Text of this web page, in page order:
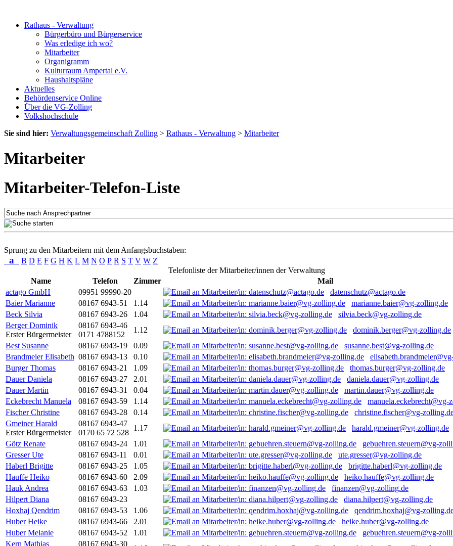
Rathaus - Verwaltung
Bürgerbüro und Bürgerservice
Was erledige ich wo?
Mitarbeiter
Organigramm
Kulturraum Ampertal e.V.
Haushaltspläne
Aktuelles
Behördenservice Online
Über die VG-Zolling
Volkshochschule
Sie sind hier: Verwaltungsgemeinschaft Zolling > Rathaus - Verwaltung > Mitarbeiter
Mitarbeiter
Mitarbeiter-Telefon-Liste
Sprung zu den Mitarbeitern mit dem Anfangsbuchstaben:
a B D E F G H K L M N O P R S T V W Z
Telefonliste der Mitarbeiter/innen der Verwaltung
Name
Telefon Zimmer
Mail
actago GmbH
09951 99990-20
datenschutz@actago.de
Baier Marianne
08167 6943-51 1.14
marianne.baier@vg-zolling.de
Beck Silvia
08167 6943-26 1.04
silvia.beck@vg-zolling.de
Berger Dominik
Erster Bürgermeister
08167 6943-46
0171 4788152
1.12
dominik.berger@vg-zolling.de
Best Susanne
08167 6943-19 0.09
susanne.best@vg-zolling.de
Brandmeier Elisabeth 08167 6943-13 0.10
Burger Thomas
08167 6943-21 1.09
thomas.burger@vg-zolling.de
Dauer Daniela
08167 6943-27 2.01
daniela.dauer@vg-zolling.de
Dauer Martin
08167 6943-31 0.04
martin.dauer@vg-zolling.de
Eckebrecht Manuela
08167 6943-59 1.14
manuela.eckebrecht@vg-
Fischer Christine
08167 6943-28 0.14
christine.fischer@vg-
Gmeiner Harald
Erster Bürgermeister
08167 6943-47
0170 65 72 528
1.17
harald.gmeiner@vg-zolling.de
Götz Renate
08167 6943-24 1.01
gebuehren.steuern@vg-
Gresser Ute
08167 6943-11 0.01
ute.gresser@vg-zolling.de
Haberl Brigitte
08167 6943-25 1.05
brigitte.haberl@vg-zolling.de
Hauffe Heiko
08167 6943-60 2.09
heiko.hauffe@vg-zolling.de
Hauk Andrea
08167 6943-63 1.03
finanzen@vg-zolling.de
Hilpert Diana
08167 6943-23
diana.hilpert@vg-zolling.de
Hoxhaj Qendrim
08167 6943-53 1.06
qendrim.hoxhaj@vg-
Huber Heike
08167 6943-66 2.01
heike.huber@vg-zolling.de
Huber Melanie
08167 6943-52 1.01
gebuehren.steuern@vg-
Kern Mathias
08167 6943-30